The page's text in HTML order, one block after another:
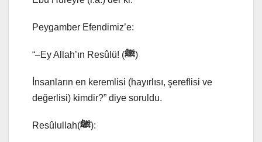
Peygamber Efendimiz’e:
“–Ey Allah’ın Resûlü! (ﷺ)
İnsanların en keremlisi (hayırlısı, şereflisi ve
değerlisi) kimdir?” diye soruldu.
Resûlullah(ﷺ):